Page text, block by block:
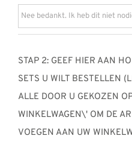
STAP 2: GEEF HIER AAN
SETS U WILT BESTELLEN
ALLE DOOR U GEKOZEN
WINKELWAGEN\' OM DE
VOEGEN AAN UW